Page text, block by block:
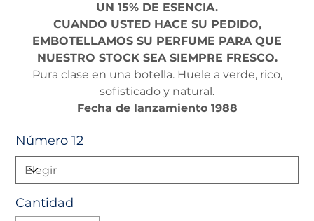
UN 15% DE ESENCIA.
CUANDO USTED HACE SU PEDIDO,
EMBOTELLAMOS SU PERFUME PARA QUE
NUESTRO STOCK SEA SIEMPRE FRESCO.
Pura clase en una botella. Huele a verde, rico,
sofisticado y natural.
Fecha de lanzamiento 1988
Número 12
Cantidad